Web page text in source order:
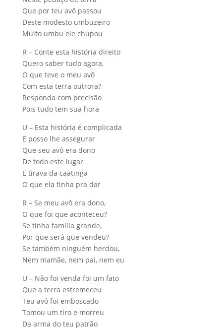
Que por teu avô passou
Deste modesto umbuzeiro
Muito umbu ele chupou
R – Conte esta história direito
Quero saber tudo agora,
O que teve o meu avô
Com esta terra outrora?
Responda com precisão
Pois tudo tem sua hora
U – Esta história é complicada
E posso lhe assegurar
Que seu avô era dono
De todo este lugar
E tirava da caatinga
O que ela tinha pra dar
R – Se meu avô era dono,
O que foi que aconteceu?
Se tinha família grande,
Por que será que vendeu?
Se também ninguém herdou,
Nem mamãe, nem pai, nem eu
U – Não foi venda foi um fato
Que a terra estremeceu
Teu avô foi emboscado
Tomou um tiro e morreu
Da arma do teu patrão